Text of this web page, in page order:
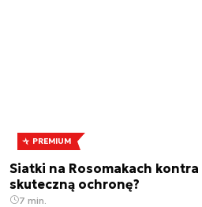
PREMIUM
Siatki na Rosomakach kontra
skuteczną ochronę?
7 min.